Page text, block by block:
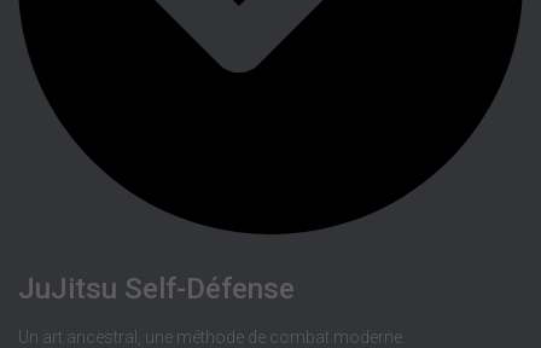
JuJitsu Self-Défense
Un art ancestral, une méthode de combat moderne.